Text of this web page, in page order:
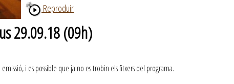
Reproduir
29.09.18 (09h)
i es possible que ja no es trobin els fitxers del programa.